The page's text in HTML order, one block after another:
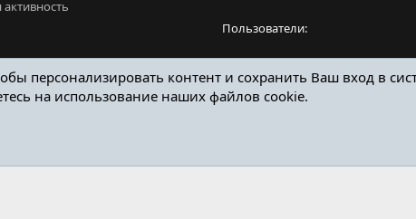
Пользователи
персонализировать контент и сохранить Ваш вход в
на использование наших файлов cookie.